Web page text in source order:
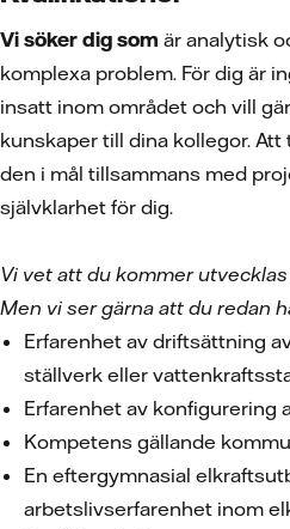
Vi söker dig som är analytisk
komplexa problem. För dig är
insatt inom området och vill
kunskaper till dina kollegor.
den i mål tillsammans med
självklarhet för dig.
Vi vet att du kommer
Men vi ser gärna att du redan
Erfarenhet av driftsättning
ställverk eller
Erfarenhet av konfigurering
Kompetens gällande
En eftergymnasial
arbetslivserfarenhet inom